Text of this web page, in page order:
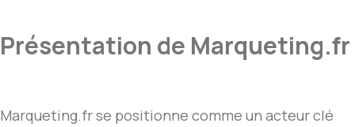
Présentation de Marqueting.fr
Marqueting.fr se positionne comme un acteur clé